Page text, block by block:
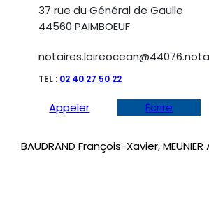
37 rue du Général de Gaulle
44560 PAIMBOEUF
TEL : 02 40 27 50 22
Appeler Écrire
BAUDRAND François-Xavier,